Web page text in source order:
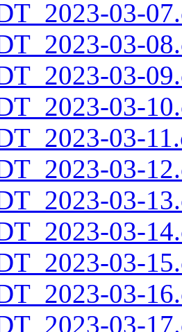
03-
03-
03-
03-
03-
03-
03-
03-
03-
03-
03-